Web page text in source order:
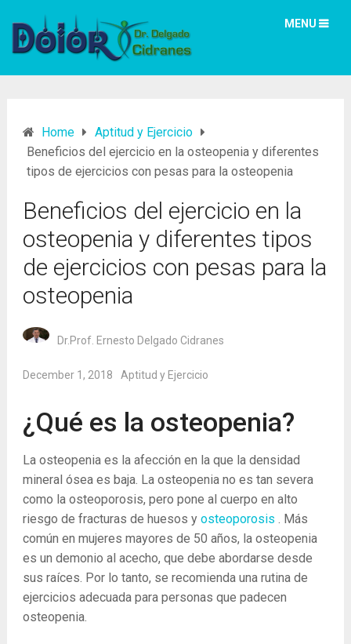
MENU
Home
Aptitud y Ejercicio
Beneficios del ejercicio en la osteopenia y diferentes
tipos de ejercicios con pesas para la osteopenia
Beneficios del ejercicio en la
osteopenia y diferentes tipos
de ejercicios con pesas para la
osteopenia
Dr.Prof. Ernesto Delgado Cidranes
December 1, 2018 Aptitud y Ejercicio
¿Qué es la osteopenia?
La osteopenia es la afección en la que la densidad
mineral ósea es baja. La osteopenia no es tan severa
como la osteoporosis, pero pone al cuerpo en alto
riesgo de fracturas de huesos y osteoporosis . Más
común en mujeres mayores de 50 años, la osteopenia
es un demonio al acecho, que debe abordarse desde
sus raíces. Por lo tanto, se recomienda una rutina de
ejercicios adecuada para personas que padecen
osteopenia.